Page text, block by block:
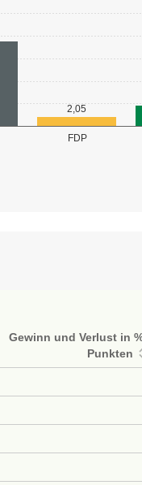
FDP
2,05
Gewinn und Verlust in
Punkten